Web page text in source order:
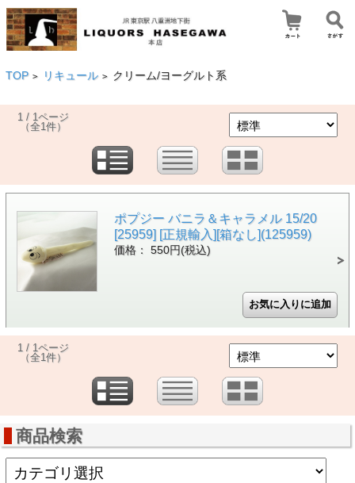
TOP > リキュール > クリーム/ヨーグルト系
1 / 1ページ
（全1件）
ポプジー バニラ＆キャラメル 15/20
[25959] [正規輸入][箱なし](125959)
価格： 550円(税込)
1 / 1ページ
（全1件）
商品検索